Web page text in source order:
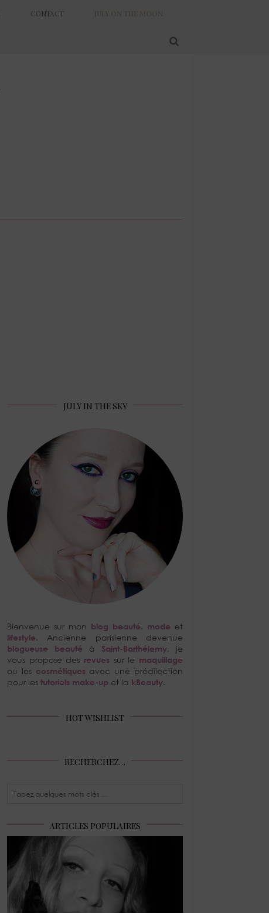
CONTACT
JULY IN THE SKY
Bienvenue sur mon blog beauté, mode et
lifestyle. Ancienne parisienne devenue
blogueuse beauté à Saint-Barthélemy, je
vous propose des revues sur le maquillage
ou les cosmétiques avec une prédilection
pour les tutoriels make-up et la kBeauty.
HOT WISHLIST
RECHERCHEZ…
ARTICLES POPULAIRES